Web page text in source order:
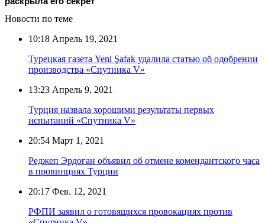
Новости по теме
10:18 Апрель 19, 2021
Турецкая газета Yeni Şafak удалила статью об одобрении
производства «Спутника V»
13:23 Апрель 9, 2021
Турция назвала хорошими результаты первых
испытаний «Спутника V»
20:54 Март 1, 2021
Реджеп Эрдоган объявил об отмене комендантского часа
в провинциях Турции
20:17 Фев. 12, 2021
РФПИ заявил о готовящихся провокациях против